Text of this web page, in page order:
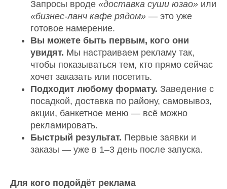
Запросы вроде «доставка суши юзао» или
«бизнес-ланч кафе рядом» — это уже
готовое намерение.
Вы можете быть первым, кого они
увидят. Мы настраиваем рекламу так,
чтобы показываться тем, кто прямо сейчас
хочет заказать или посетить.
Подходит любому формату. Заведение с
посадкой, доставка по району, самовывоз,
акции, банкетное меню — всё можно
рекламировать.
Быстрый результат. Первые заявки и
заказы — уже в 1–3 день после запуска.
Для кого подойдёт реклама